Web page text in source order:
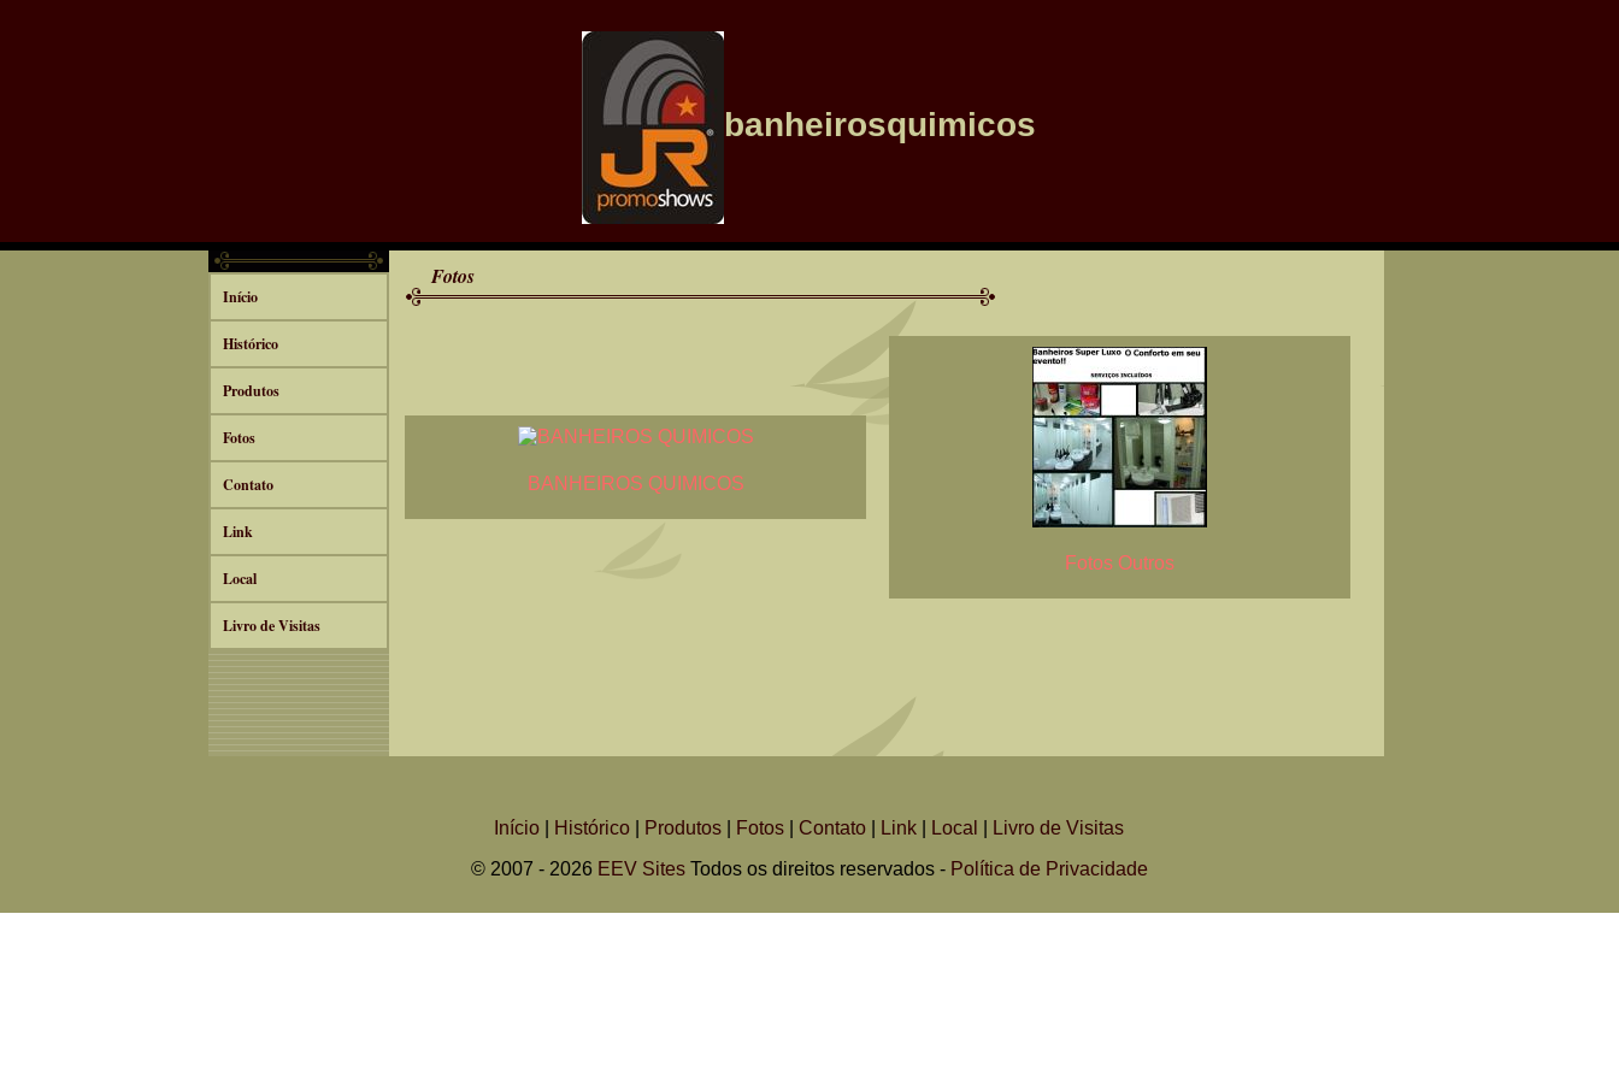
banheirosquimicos
Início
Histórico
Produtos
Fotos
Contato
Link
Local
Livro de Visitas
Fotos
BANHEIROS QUIMICOS
Fotos Outros
Início Histórico Produtos Fotos Contato Link Local
Livro de Visitas
© 2007 - 2026 EEV SitesTodos os direitos reservados - Política de Privacidade